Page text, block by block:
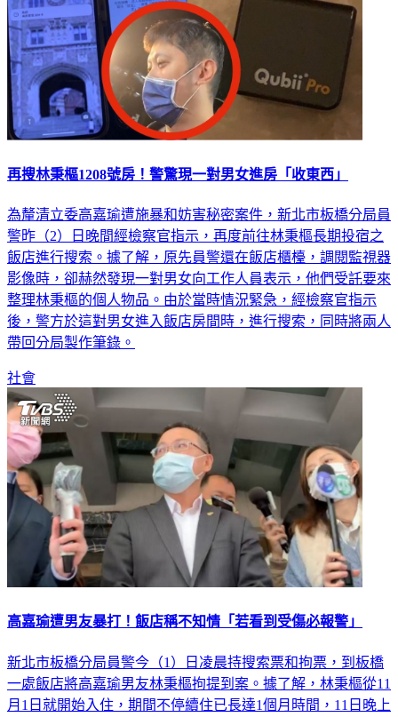
再搜林秉樞1208號房！警驚現一對男女進房「收東西」
為釐清立委高嘉瑜遭施暴和妨害秘密案件，新北市板橋分局員
警昨（2）日晚間經檢察官指示，再度前往林秉樞長期投宿之
飯店進行搜索。據了解，原先員警還在飯店櫃檯，調閱監視器
影像時，卻赫然發現一對男女向工作人員表示，他們受託要來
整理林秉樞的個人物品。由於當時情況緊急，經檢察官指示
後，警方於這對男女進入飯店房間時，進行搜索，同時將兩人
帶回分局製作筆錄。
社會
高嘉瑜遭男友暴打！飯店稱不知情「若看到受傷必報警」
新北市板橋分局員警今（1）日凌晨持搜索票和拘票，到板橋
一處飯店將高嘉瑜男友林秉樞拘提到案。據了解，林秉樞從11
月1日就開始入住，期間不停續住已長達1個月時間，11日晚上